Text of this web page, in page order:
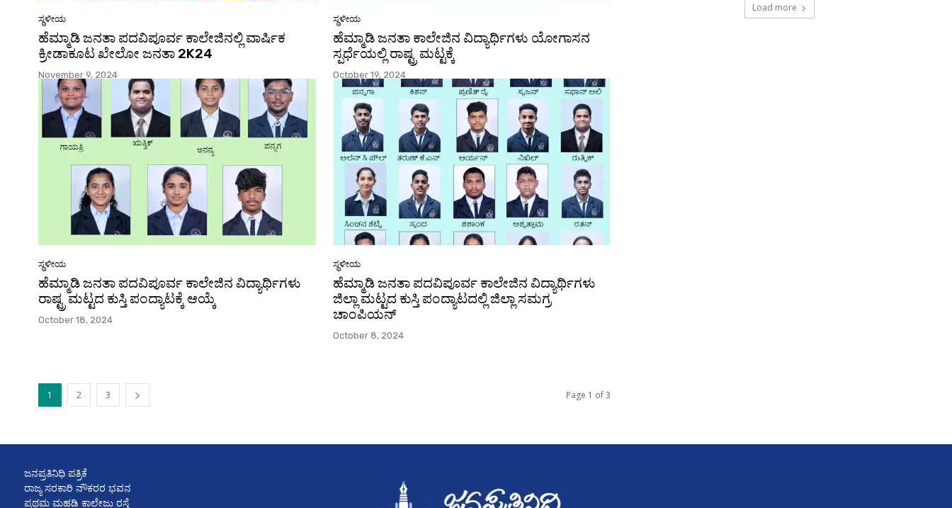
ಸ್ಥಳೀಯ
ಹೆಮ್ಮಾಡಿ ಜನತಾ ಪದವಿಪೂರ್ವ ಕಾಲೇಜಿನಲ್ಲಿ ವಾರ್ಷಿಕ
ಕ್ರೀಡಾಕೂಟ ಖೇಲೋ ಜನತಾ 2K24
November 9, 2024
ಸ್ಥಳೀಯ
ಹೆಮ್ಮಾಡಿ ಜನತಾ ಕಾಲೇಜಿನ ವಿದ್ಯಾರ್ಥಿಗಳು ಯೋಗಾಸನ
ಸ್ಪರ್ಧೆಯಲ್ಲಿ ರಾಷ್ಟ್ರ ಮಟ್ಟಕ್ಕೆ
October 19, 2024
ಸ್ಥಳೀಯ
ಹೆಮ್ಮಾಡಿ ಜನತಾ ಪದವಿಪೂರ್ವ ಕಾಲೇಜಿನ ವಿದ್ಯಾರ್ಥಿಗಳು
ರಾಷ್ಟ್ರ ಮಟ್ಟದ ಕುಸ್ತಿ ಪಂದ್ಯಾಟಕ್ಕೆ ಆಯ್ಕೆ
October 18, 2024
ಸ್ಥಳೀಯ
ಹೆಮ್ಮಾಡಿ ಜನತಾ ಪದವಿಪೂರ್ವ ಕಾಲೇಜಿನ ವಿದ್ಯಾರ್ಥಿಗಳು
ಜಿಲ್ಲಾ ಮಟ್ಟದ ಕುಸ್ತಿ ಪಂದ್ಯಾಟದಲ್ಲಿ ಜಿಲ್ಲಾ ಸಮಗ್ರ
ಚಾಂಪಿಯನ್
October 8, 2024
1 2 3 Page 1 of 3
Load more
ಜನಪ್ರತಿನಿಧಿ ಪತ್ರಿಕೆ
ರಾಜ್ಯ ಸರಕಾರಿ ನೌಕರರ ಭವನ
ಪ್ರಥಮ ಮಹಡಿ ಕಾಲೇಜು ರಸ್ತೆ